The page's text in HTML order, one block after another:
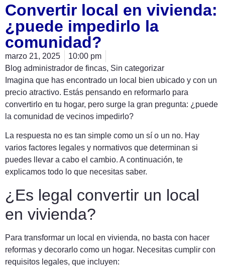
Convertir local en vivienda:
¿puede impedirlo la
comunidad?
marzo 21, 2025
10:00 pm
Blog administrador de fincas, Sin categorizar
Imagina que has encontrado un local bien ubicado y con un
precio atractivo. Estás pensando en reformarlo para
convertirlo en tu hogar, pero surge la gran pregunta: ¿puede
la comunidad de vecinos impedirlo?
La respuesta no es tan simple como un sí o un no. Hay
varios factores legales y normativos que determinan si
puedes llevar a cabo el cambio. A continuación, te
explicamos todo lo que necesitas saber.
¿Es legal convertir un local
en vivienda?
Para transformar un local en vivienda, no basta con hacer
reformas y decorarlo como un hogar. Necesitas cumplir con
requisitos legales, que incluyen: